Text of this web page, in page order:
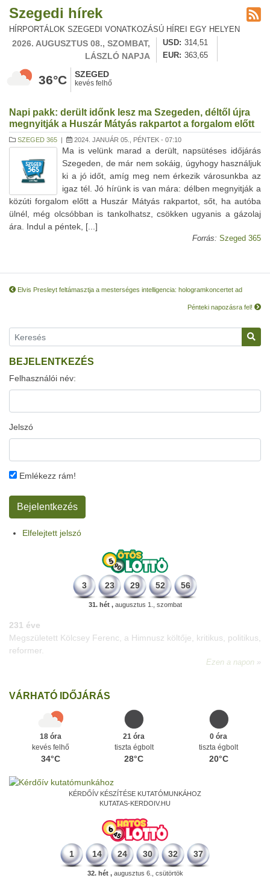
Szegedi hírek
HÍRPORTÁLOK SZEGEDI VONATKOZÁSÚ HÍREI EGY HELYEN
2026. AUGUSZTUS 08., SZOMBAT,
LÁSZLÓ NAPJA
USD
314,51
EUR
363,65
36°C SZEGED
kevés felhő
Napi pakk: derült időnk lesz ma Szegeden, déltől újra
megnyitják a Huszár Mátyás rakpartot a forgalom előtt
SZEGED 365 | 2024. JANUÁR 05., PÉNTEK - 07:10
Ma is velünk marad a derült, napsütéses időjárás
Szegeden, de már nem sokáig, úgyhogy használjuk
ki a jó időt, amíg meg nem érkezik városunkba az
igaz tél. Jó hírünk is van mára: délben megnyitják a
közúti forgalom előtt a Huszár Mátyás rakpartot, sőt, ha autóba
ülnél, még olcsóbban is tankolhatsz, csökken ugyanis a gázolaj
ára. Indul a péntek, [...]
Forrás: Szeged 365
Elvis Presleyt feltámasztja a mesterséges intelligencia: hologramkoncertet ad
Pénteki napozásra fel!
BEJELENTKEZÉS
Felhasználói név:
Jelszó
Emlékezz rám!
Elfelejtett jelszó
3 23 29 52 56
31. hét ,augusztus 1., szombat
331 éve
Megszületett Mikes Kelemen memoáríró, műfordító, a XVIII.
századi magyar prózairodalom legnagyobb alakja.
Ezen a napon
VÁRHATÓ IDŐJÁRÁS
18 óra
kevés felhő
34°C
21 óra
tiszta égbolt
28°C
0 óra
tiszta égbolt
20°C
KÉRDŐÍV KÉSZÍTÉSE KUTATÓMUNKÁHOZ
KUTATAS-KERDOIV.HU
1 14 24 30 32 37
32. hét ,augusztus 6., csütörtök